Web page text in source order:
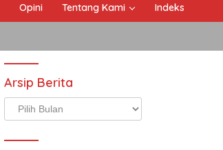
Opini Tentang Kami Indeks
Arsip Berita
Arsip
Berita